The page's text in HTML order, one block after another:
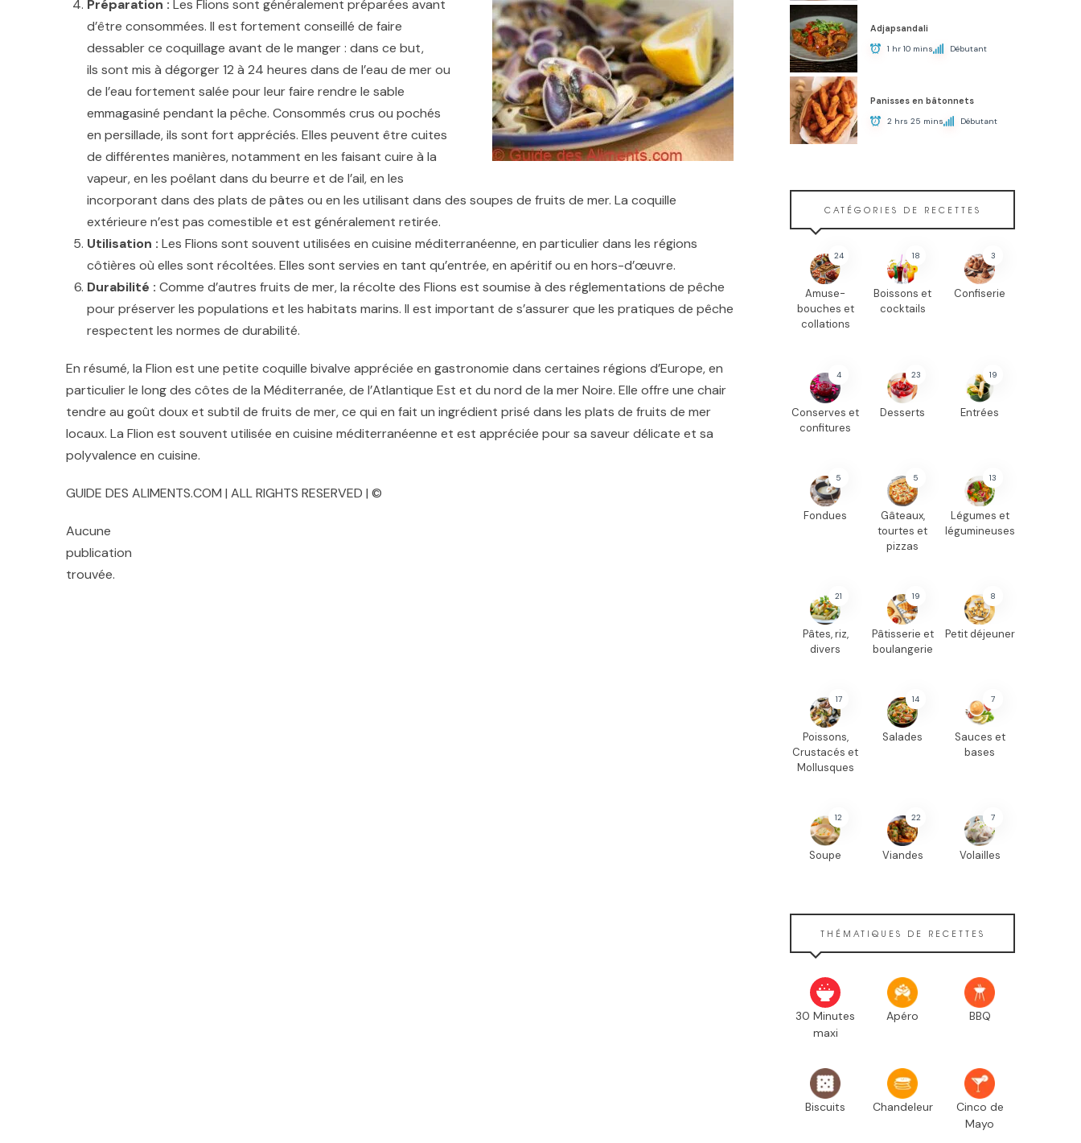
Préparation : Les Flions sont généralement préparées avant
d’être consommées. Il est fortement conseillé de faire
dessabler ce coquillage avant de le manger : dans ce but,
ils sont mis à dégorger 12 à 24 heures dans de l’eau de mer ou
de l’eau fortement salée pour leur faire rendre le sable
emmagasiné pendant la pêche. Consommés crus ou pochés
en persillade, ils sont fort appréciés. Elles peuvent être cuites
de différentes manières, notamment en les faisant cuire à la
vapeur, en les poêlant dans du beurre et de l’ail, en les
incorporant dans des plats de pâtes ou en les utilisant dans des soupes de fruits de mer. La coquille
extérieure n’est pas comestible et est généralement retirée.
Utilisation : Les Flions sont souvent utilisées en cuisine méditerranéenne, en particulier dans les régions
côtières où elles sont récoltées. Elles sont servies en tant qu’entrée, en apéritif ou en hors-d’œuvre.
Durabilité : Comme d’autres fruits de mer, la récolte des Flions est soumise à des réglementations de pêche
pour préserver les populations et les habitats marins. Il est important de s’assurer que les pratiques de pêche
respectent les normes de durabilité.
En résumé, la Flion est une petite coquille bivalve appréciée en gastronomie dans certaines régions d’Europe, en
particulier le long des côtes de la Méditerranée, de l’Atlantique Est et du nord de la mer Noire. Elle offre une chair
tendre au goût doux et subtil de fruits de mer, ce qui en fait un ingrédient prisé dans les plats de fruits de mer
locaux. La Flion est souvent utilisée en cuisine méditerranéenne et est appréciée pour sa saveur délicate et sa
polyvalence en cuisine.
GUIDE DES ALIMENTS.COM | ALL RIGHTS RESERVED | ©
Aucune
publication
trouvée.
Adjapsandali
1 hr 10 mins Débutant
Panisses en bâtonnets
2 hrs 25 mins Débutant
CATÉGORIES DE RECETTES
24
Amuse-
bouches et
collations
18
Boissons et
cocktails
3
Confiserie
4
Conserves et
confitures
23
Desserts
19
Entrées
5
Fondues
5
Gâteaux,
tourtes et
pizzas
13
Légumes et
légumineuses
21
Pâtes, riz,
divers
19
Pâtisserie et
boulangerie
8
Petit déjeuner
17
Poissons,
Crustacés et
Mollusques
14
Salades
7
Sauces et
bases
12
Soupe
22
Viandes
7
Volailles
THÉMATIQUES DE RECETTES
30 Minutes
maxi
Apéro BBQ
Biscuits Chandeleur
Cinco de
Mayo